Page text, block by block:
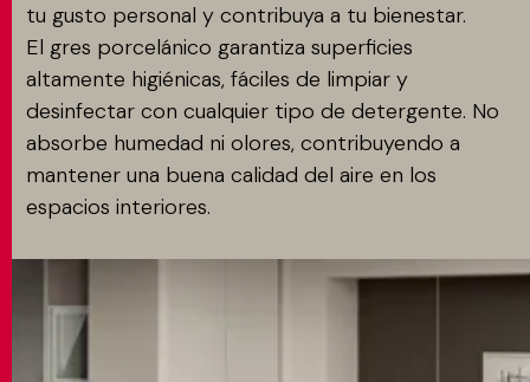
tu gusto personal y contribuya a tu bienestar.
El gres porcelánico garantiza superficies
altamente higiénicas, fáciles de limpiar y
desinfectar con cualquier tipo de detergente. No
absorbe humedad ni olores, contribuyendo a
mantener una buena calidad del aire en los
espacios interiores.